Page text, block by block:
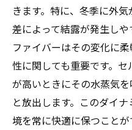
きます。特に、冬季に外
差によって結露が発生し
ファイバーはその変化に
性に関しても重要です。
が高いときにその水蒸気
と放出します。このダイ
境を常に快適に保つこと